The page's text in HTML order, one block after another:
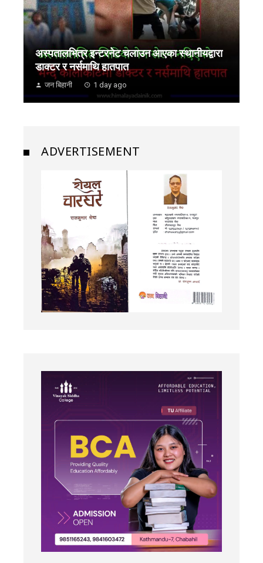
अस्पतालभित्र इन्टरनेट चलाउन आएका स्थानीयद्वारा
डाक्टर र नर्समाथि हातपात
जन बिहानी 1 day ago
ADVERTISEMENT